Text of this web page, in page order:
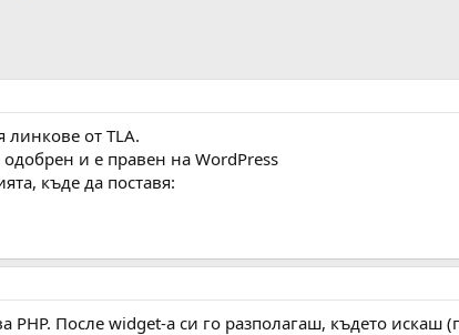
линкове от TLA.
одобрен и е правен на WordPress
къде да поставя:
PHP. После widget-а си го разполагаш, където искаш